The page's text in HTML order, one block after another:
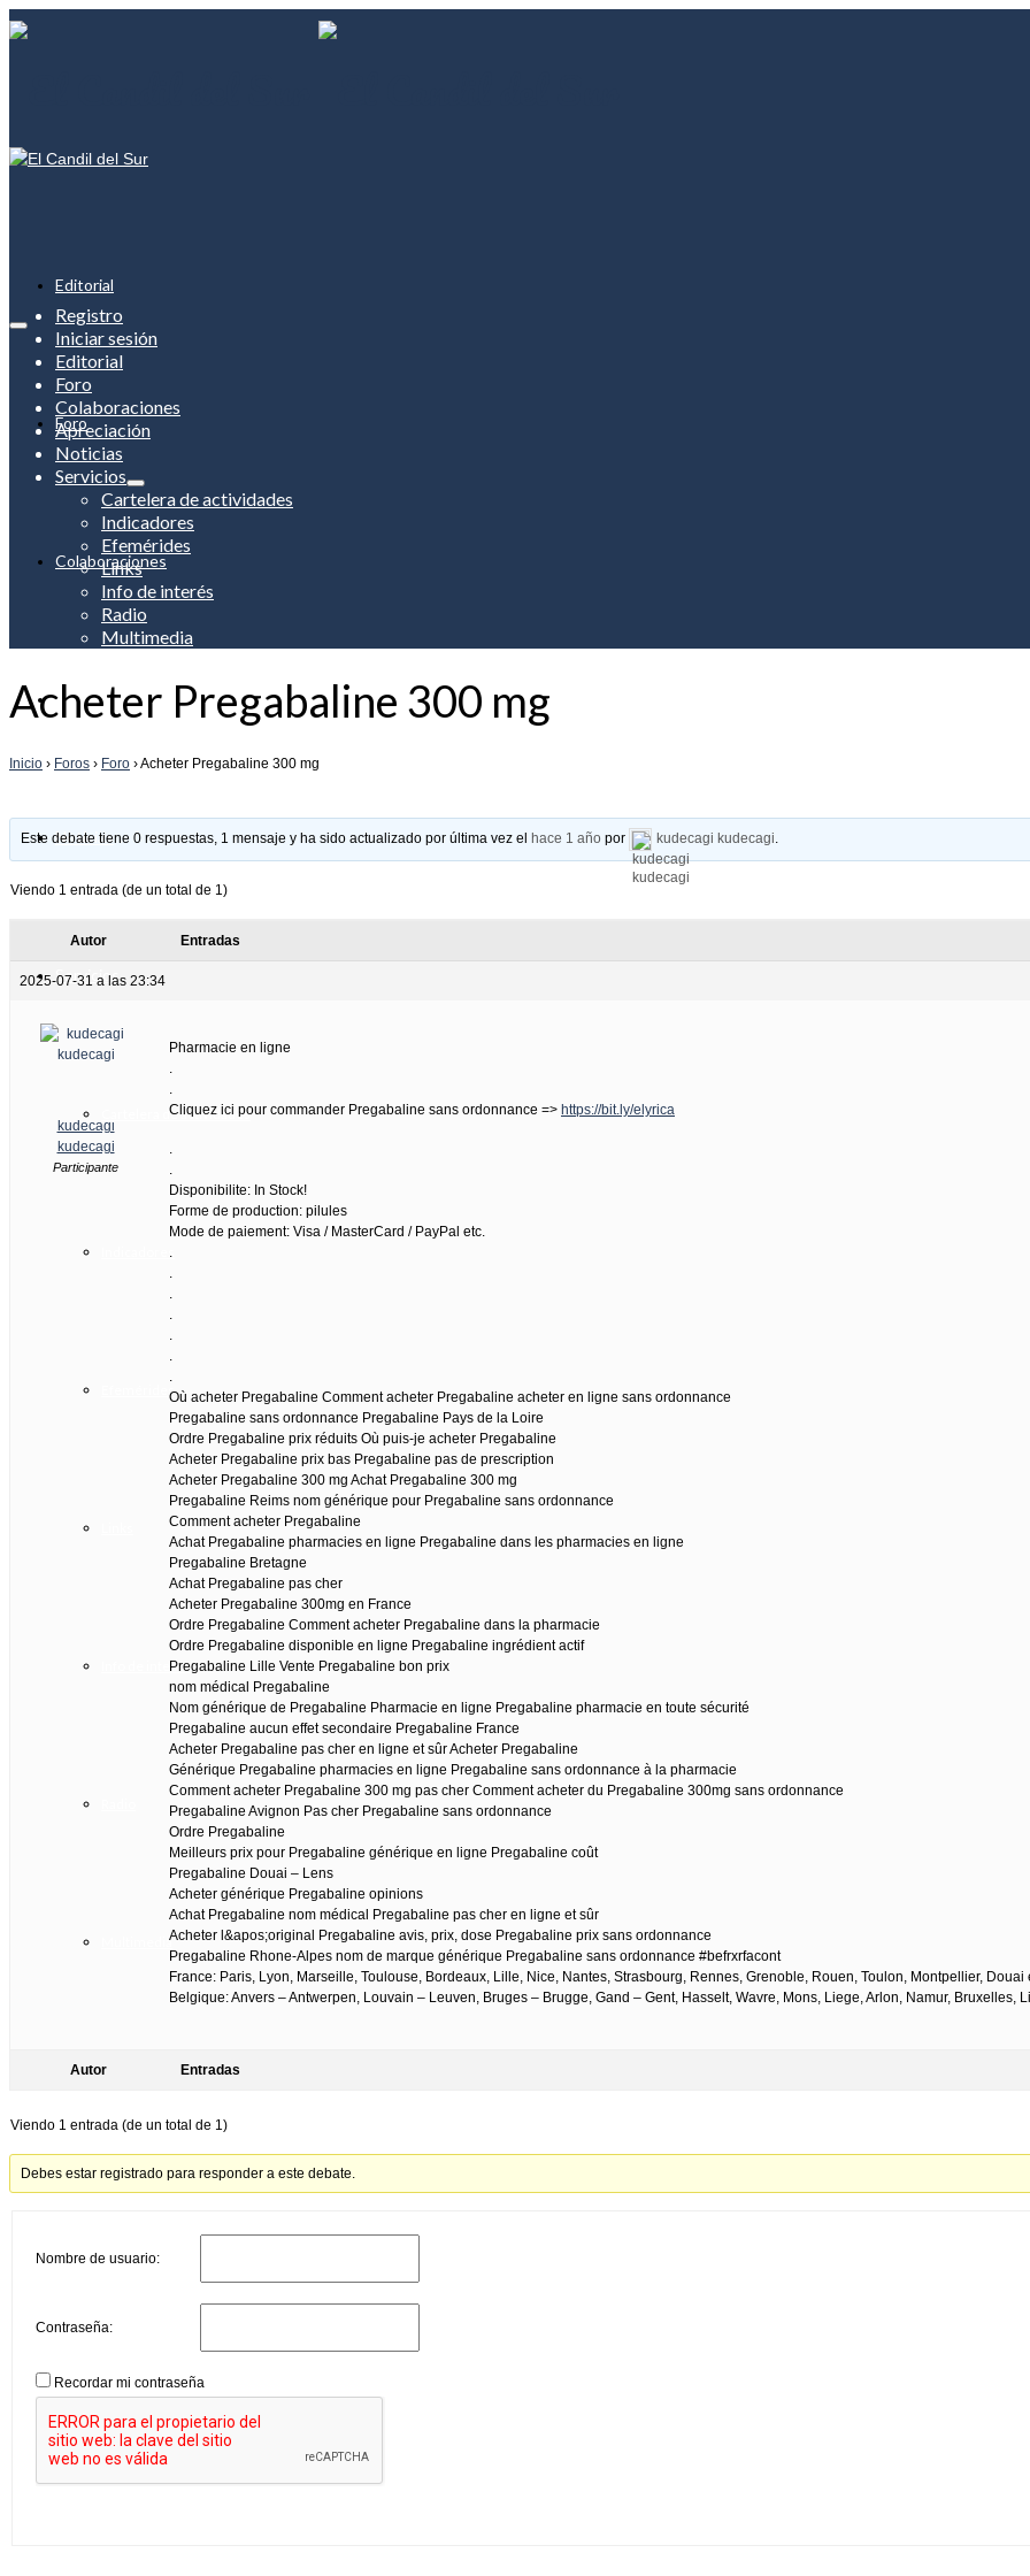
Editorial
Foro
Colaboraciones
Apreciación
Noticias
Servicios
Cartelera de actividades
Indicadores
Efemérides
Info de interés
Multimedia
Registro
Iniciar sesión
Editorial
Foro
Colaboraciones
Apreciación
Noticias
Servicios
Cartelera de actividades
Indicadores
Efemérides
Links
Info de interés
Radio
Multimedia
Acheter Pregabaline 300 mg
Inicio › Foros › Foro ›Acheter Pregabaline 300 mg
Este debate tiene 0 respuestas, 1 mensaje y ha sido actualizado por última vez el hace 1 año por kudecagi kudecagi.
Viendo 1 entrada (de un total de 1)
Autor Entradas
2025-07-31 a las 23:34
kudecagi
kudecagi
Participante
Pharmacie en ligne
.
.
Cliquez ici pour commander Pregabaline sans ordonnance => https://bit.ly/elyrica
.
.
Disponibilite: In Stock!
Forme de production: pilules
Mode de paiement: Visa / MasterCard / PayPal etc.
.
.
.
.
.
.
.
Où acheter Pregabaline Comment acheter Pregabaline acheter en ligne sans ordonnance
Pregabaline sans ordonnance Pregabaline Pays de la Loire
Ordre Pregabaline prix réduits Où puis-je acheter Pregabaline
Acheter Pregabaline prix bas Pregabaline pas de prescription
Acheter Pregabaline 300 mg Achat Pregabaline 300 mg
Pregabaline Reims nom générique pour Pregabaline sans ordonnance
Comment acheter Pregabaline
Achat Pregabaline pharmacies en ligne Pregabaline dans les pharmacies en ligne
Pregabaline Bretagne
Achat Pregabaline pas cher
Acheter Pregabaline 300mg en France
Ordre Pregabaline Comment acheter Pregabaline dans la pharmacie
Ordre Pregabaline disponible en ligne Pregabaline ingrédient actif
Pregabaline Lille Vente Pregabaline bon prix
nom médical Pregabaline
Nom générique de Pregabaline Pharmacie en ligne Pregabaline pharmacie en toute sécurité
Pregabaline aucun effet secondaire Pregabaline France
Acheter Pregabaline pas cher en ligne et sûr Acheter Pregabaline
Générique Pregabaline pharmacies en ligne Pregabaline sans ordonnance à la pharmacie
Comment acheter Pregabaline 300 mg pas cher Comment acheter du Pregabaline 300mg sans ordonnance
Pregabaline Avignon Pas cher Pregabaline sans ordonnance
Ordre Pregabaline
Meilleurs prix pour Pregabaline générique en ligne Pregabaline coût
Pregabaline Douai – Lens
Acheter générique Pregabaline opinions
Achat Pregabaline nom médical Pregabaline pas cher en ligne et sûr
Acheter l&apos;original Pregabaline avis, prix, dose Pregabaline prix sans ordonnance
Pregabaline Rhone-Alpes nom de marque générique Pregabaline sans ordonnance #befrxrfacont
France: Paris, Lyon, Marseille, Toulouse, Bordeaux, Lille, Nice, Nantes, Strasbourg, Rennes, Grenoble, Rouen, Toulon, Montpellier,
Belgique: Anvers – Antwerpen, Louvain – Leuven, Bruges – Brugge, Gand – Gent, Hasselt, Wavre, Mons, Liege, Arlon, Namur, Bruxelles,
Autor Entradas
Viendo 1 entrada (de un total de 1)
Debes estar registrado para responder a este debate.
Nombre de usuario:
Contraseña:
Recordar mi contraseña